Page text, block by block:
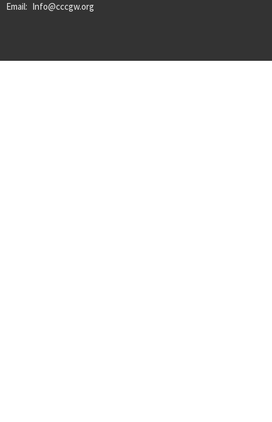
Email: Info@cccgw.org